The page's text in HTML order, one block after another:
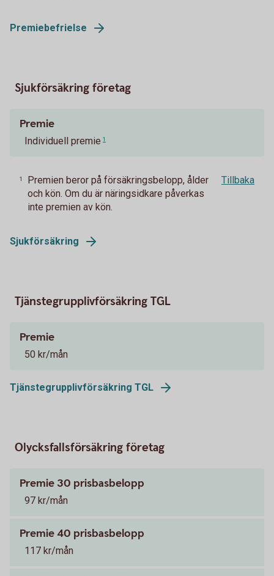
Premiebefrielse
Sjukförsäkring företag
Premie
Individuell premie 1
1
Premien beror på försäkringsbelopp, ålder
och kön. Om du är näringsidkare påverkas
inte premien av kön.
Tillbaka
Sjukförsäkring
Tjänstegrupplivförsäkring TGL
Premie
50 kr/mån
Tjänstegrupplivförsäkring TGL
Olycksfallsförsäkring företag
Premie 30 prisbasbelopp
97 kr/mån
Premie 40 prisbasbelopp
117 kr/mån